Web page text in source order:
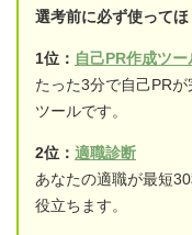
選考前に必ず使って
1位： 自己PR作成ツー
たった3分で自己PR
ツールです。
2位： 適職診断
あなたの適職が最短
役立ちます。